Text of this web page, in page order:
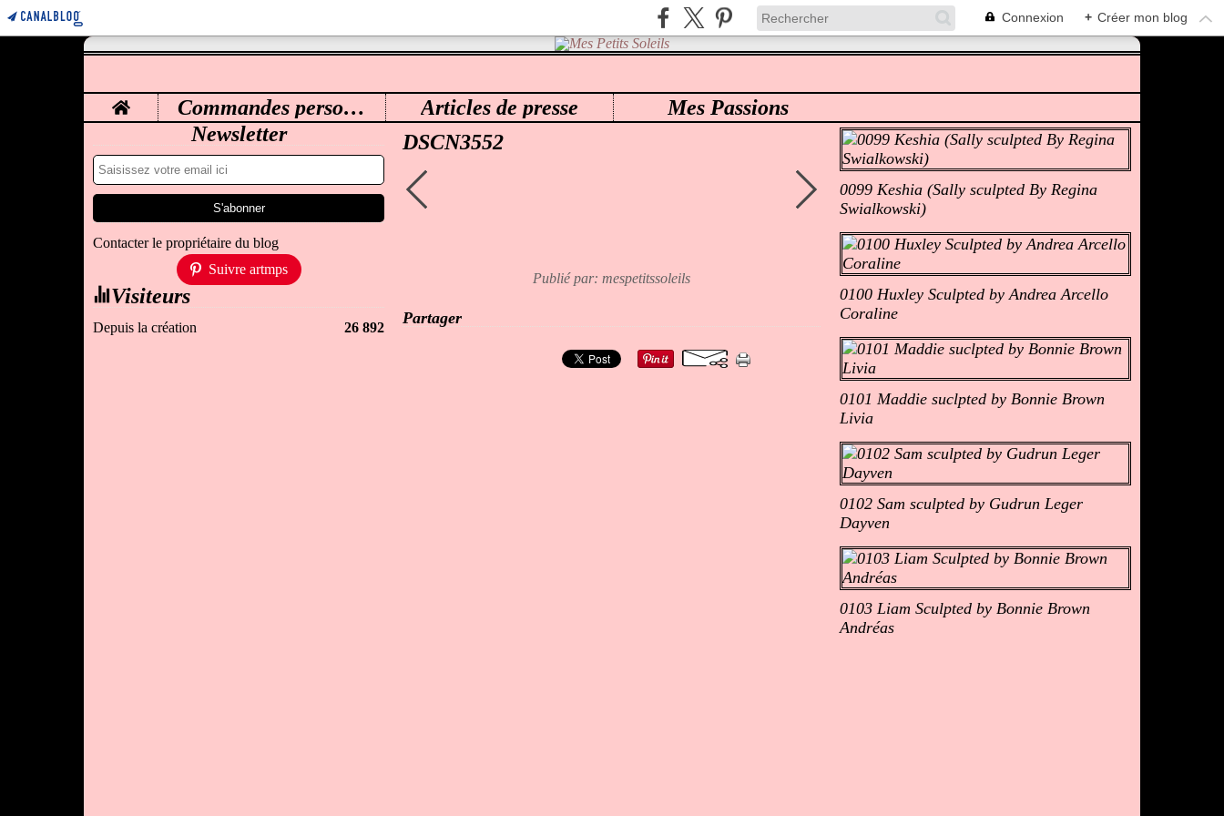
Connexion + Créer mon blog
Home Commandes personnalisées Articles de presse
Mes Passions
Newsletter
Contacter le propriétaire du blog
Suivre artmps
Visiteurs
Depuis la création 26 892
MES PETITS SOLEILS > 37 KELIANNE > DSCN3552
DSCN3552
Publié par: mespetitssoleils
Partager
0099 Keshia (Sally sculpted By Regina
Swialkowski)
0100 Huxley Sculpted by Andrea Arcello
Coraline
0101 Maddie suclpted by Bonnie Brown
Livia
0102 Sam sculpted by Gudrun Leger
Dayven
0103 Liam Sculpted by Bonnie Brown
Andréas